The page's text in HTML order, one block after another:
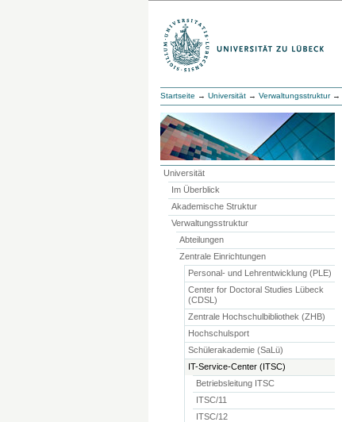
Startseite → Universität → Verwaltungsstruktur→
Universität
Im Überblick
Akademische Struktur
Verwaltungsstruktur
Abteilungen
Zentrale Einrichtungen
Personal- und Lehrentwicklung (PLE)
Center for Doctoral Studies Lübeck
(CDSL)
Zentrale Hochschulbibliothek (ZHB)
Hochschulsport
Schülerakademie (SaLü)
IT-Service-Center (ITSC)
Betriebsleitung ITSC
ITSC/11
ITSC/12